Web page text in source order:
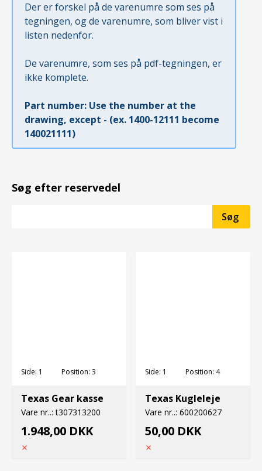
Der er forskel på de varenumre som ses på
tegningen, og de varenumre, som bliver vist i
listen nedenfor.
De varenumre, som ses på pdf-tegningen, er
ikke komplete.
Part number: Use the number at the
drawing, except - (ex. 1400-12111 become
140021111)
Søg efter reservedel
Side: 1 Position: 3
Texas Gear kasse
Vare nr..: t307313200
1.948,00 DKK
Side: 1 Position: 4
Texas Kugleleje
Vare nr..: 600200627
50,00 DKK